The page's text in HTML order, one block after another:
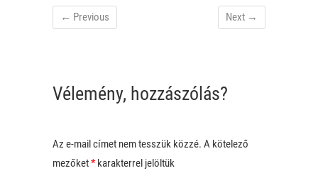
← Previous Next →
Vélemény, hozzászólás?
Az e-mail címet nem tesszük közzé. A kötelező
mezőket*karakterrel jelöltük